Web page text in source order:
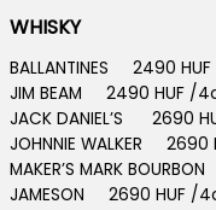
WHISKY
BALLANTINES 2490
JIM BEAM 2490 HUF /
JACK DANIEL’S 2690
JOHNNIE WALKER 2690
MAKER’S MARK
JAMESON 2690 HUF /